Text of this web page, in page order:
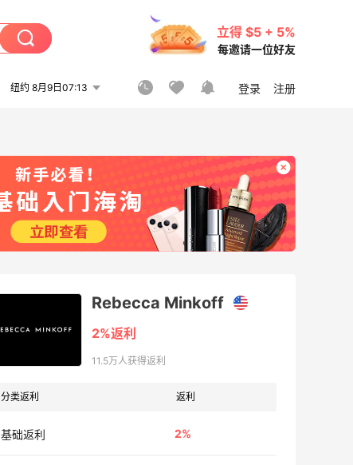
立得 $5 + 5%
每邀请一位好友
纽约 8月9日07:13 登录 注册
Rebecca Minkoff
2%返利
11.5万人获得返利
分类返利 返利
基础返利 2%